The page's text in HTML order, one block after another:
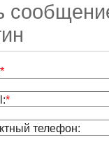
*
*
телефон: